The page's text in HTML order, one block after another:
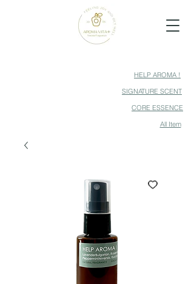
HELP AROMA !
SIGNATURE SCENT
CORE ESSENCE
All Item